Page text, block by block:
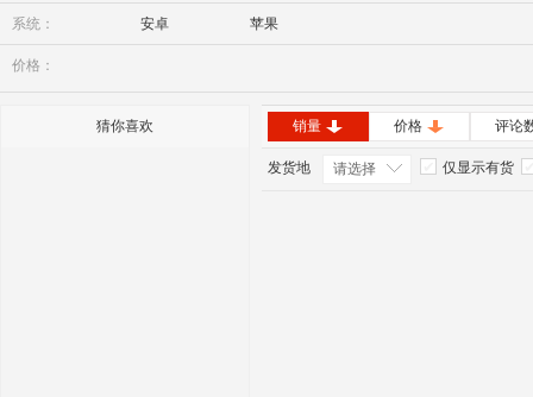
华为 Winple
系统： 安卓 苹果
价格：
猜你喜欢 销量 价格 评论
发货地 请选择 仅显示有货